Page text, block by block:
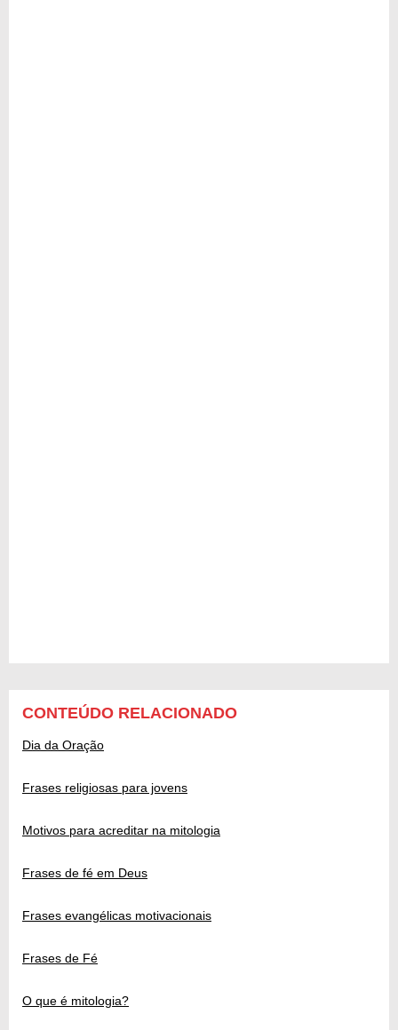
CONTEÚDO RELACIONADO
Dia da Oração
Frases religiosas para jovens
Motivos para acreditar na mitologia
Frases de fé em Deus
Frases evangélicas motivacionais
Frases de Fé
O que é mitologia?